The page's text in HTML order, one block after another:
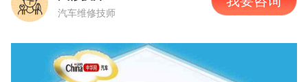
汽车维修技师